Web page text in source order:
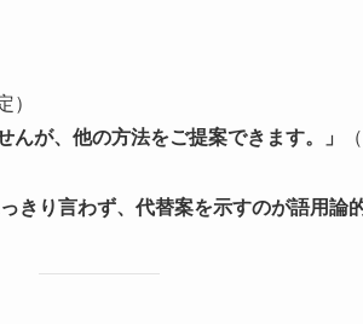
）
が、他の方法をご提案できます。」
きり言わず、代替案を示すのが語用論